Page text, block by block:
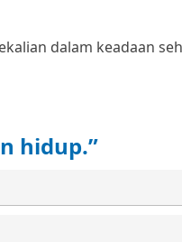
dalam keadaan
hidup.”